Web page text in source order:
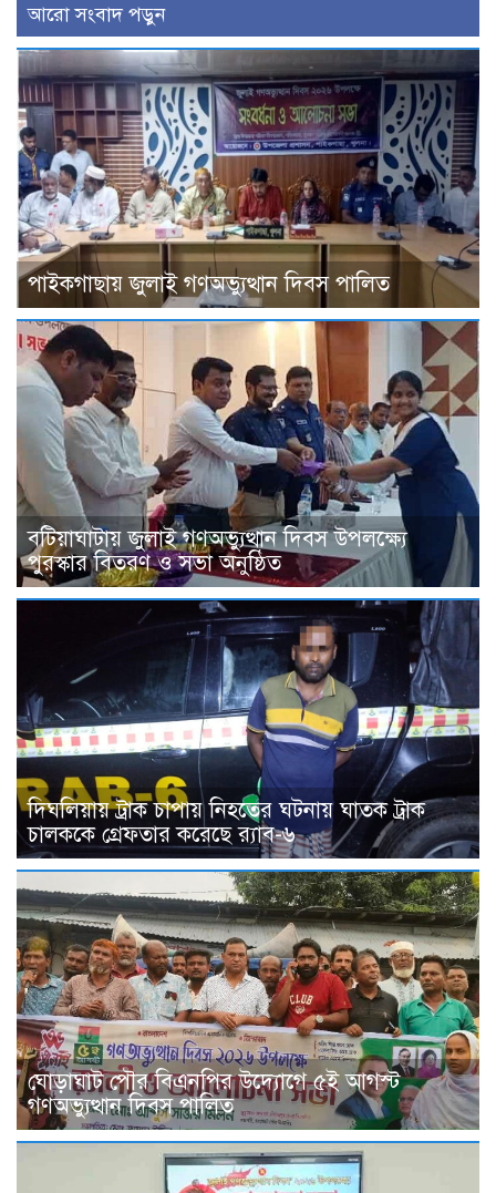
আরো সংবাদ পড়ুন
পাইকগাছায় জুলাই গণঅভ্যুত্থান দিবস পালিত
বটিয়াঘাটায় জুলাই গণঅভ্যুত্থান দিবস উপলক্ষ্যে
পুরস্কার বিতরণ ও সভা অনুষ্ঠিত
দিঘলিয়ায় ট্রাক চাপায় নিহতের ঘটনায় ঘাতক ট্রাক
চালককে গ্রেফতার করেছে র‍্যাব-৬
ঘোড়াঘাট পৌর বিএনপির উদ্যোগে ৫ই আগস্ট
গণঅভ্যুত্থান দিবস পালিত